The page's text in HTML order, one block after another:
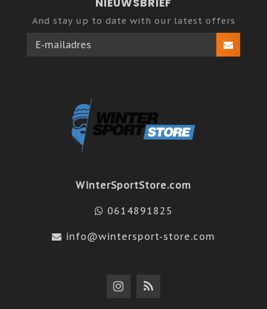
NIEUWSBRIEF
And stay up to date with our latest offers
WinterSportStore.com
0614891825
info@wintersport-store.com